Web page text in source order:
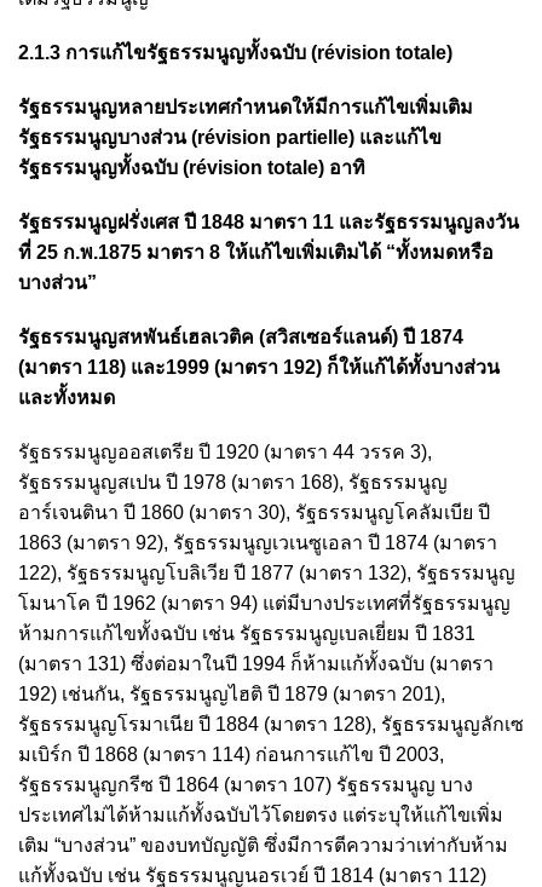
2.1.3 การแก้ไขรัฐธรรมนูญทั้งฉบับ (révision totale)
รัฐธรรมนูญหลายประเทศกำหนดให้มีการแก้ไขเพิ่มเติม
รัฐธรรมนูญบางส่วน (révision partielle) และแก้ไข
รัฐธรรมนูญทั้งฉบับ (révision totale) อาทิ
รัฐธรรมนูญฝรั่งเศส ปี 1848 มาตรา 11 และรัฐธรรมนูญลงวัน
ที่ 25 ก.พ.1875 มาตรา 8 ให้แก้ไขเพิ่มเติมได้ “ทั้งหมดหรือ
บางส่วน”
รัฐธรรมนูญสหพันธ์เฮลเวติค (สวิสเซอร์แลนด์) ปี 1874
(มาตรา 118) และ1999 (มาตรา 192) ก็ให้แก้ได้ทั้งบางส่วน
และทั้งหมด
รัฐธรรมนูญออสเตรีย ปี 1920 (มาตรา 44 วรรค 3),
รัฐธรรมนูญสเปน ปี 1978 (มาตรา 168), รัฐธรรมนูญ
อาร์เจนตินา ปี 1860 (มาตรา 30), รัฐธรรมนูญโคลัมเบีย ปี
1863 (มาตรา 92), รัฐธรรมนูญเวเนซูเอลา ปี 1874 (มาตรา
122), รัฐธรรมนูญโบลิเวีย ปี 1877 (มาตรา 132), รัฐธรรมนูญ
โมนาโค ปี 1962 (มาตรา 94) แต่มีบางประเทศที่รัฐธรรมนูญ
ห้ามการแก้ไขทั้งฉบับ เช่น รัฐธรรมนูญเบลเยี่ยม ปี 1831
(มาตรา 131) ซึ่งต่อมาในปี 1994 ก็ห้ามแก้ทั้งฉบับ (มาตรา
192) เช่นกัน, รัฐธรรมนูญไฮติ ปี 1879 (มาตรา 201),
รัฐธรรมนูญโรมาเนีย ปี 1884 (มาตรา 128), รัฐธรรมนูญลักเซ
มเบิร์ก ปี 1868 (มาตรา 114) ก่อนการแก้ไข ปี 2003,
รัฐธรรมนูญกรีซ ปี 1864 (มาตรา 107) รัฐธรรมนูญ บาง
ประเทศไม่ได้ห้ามแก้ทั้งฉบับไว้โดยตรง แต่ระบุให้แก้ไขเพิ่ม
เติม “บางส่วน” ของบทบัญญัติ ซึ่งมีการตีความว่าเท่ากับห้าม
แก้ทั้งฉบับ เช่น รัฐธรรมนูญนอรเวย์ ปี 1814 (มาตรา 112)